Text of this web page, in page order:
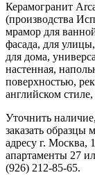
Керамогранит
(производства
мрамор для
фасада, для
для дома,
настенная,
поверхностью,
английском
Уточнить
заказать
адресу г. Москва,
апартаменты 27
(926) 212-85-65.